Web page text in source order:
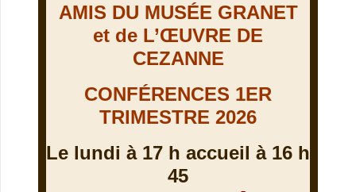
AMIS DU MUSÉE GRANET
et de L’ŒUVRE DE
CEZANNE
CONFÉRENCES 1ER
TRIMESTRE 2026
Le lundi à 17 h accueil à 16 h
45